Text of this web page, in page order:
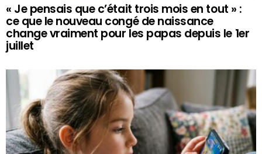
« Je pensais que c’était trois mois en tout » :
ce que le nouveau congé de naissance
change vraiment pour les papas depuis le 1er
juillet